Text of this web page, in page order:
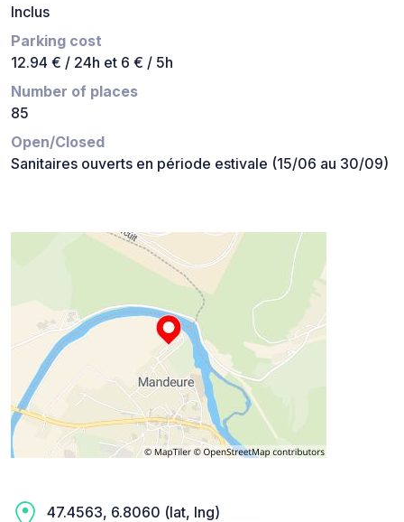
Inclus
Parking cost
12.94 € / 24h et 6 € / 5h
Number of places
85
Open/Closed
Sanitaires ouverts en période estivale (15/06 au 30/09)
47.4563, 6.8060 (lat, lng)